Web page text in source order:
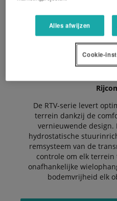
Geschikt
Met hun compacte
obstakels nemen, zijn
terreinen inzetbaar. Ze
robuustheid en comfort
De RTV-serie levert
terrein dankzij de
vernieuwende design.
hydrostatische
remsysteem van de
controle om elk
onafhankelijke
bodemvrijheid elk
Alles afwijzen
Cookie-